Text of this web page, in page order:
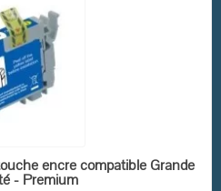
DE STOCKencre compatible Grande
- Premium